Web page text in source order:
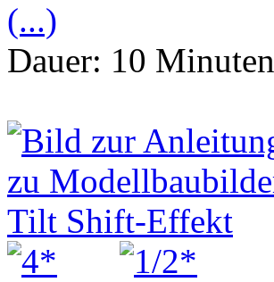
(...)
Dauer: 10 Minuten